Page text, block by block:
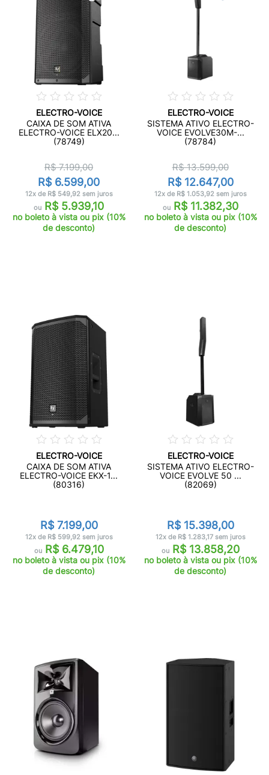
ELECTRO-VOICE
CAIXA DE SOM ATIVA
ELECTRO-VOICE ELX20...
(78749)
R$ 7.199,00
R$ 6.599,00
12x de R$ 549,92 sem juros
ou R$ 5.939,10
no boleto à vista ou pix (10%
de desconto)
ELECTRO-VOICE
SISTEMA ATIVO ELECTRO-
VOICE EVOLVE30M-...
(78784)
R$ 13.599,00
R$ 12.647,00
12x de R$ 1.053,92 sem juros
ouR$ 11.382,30
no boleto à vista ou pix (10%
de desconto)
ELECTRO-VOICE
CAIXA DE SOM ATIVA
ELECTRO-VOICE EKX-1...
(80316)
R$ 7.199,00
12x de R$ 599,92 sem juros
ouR$ 6.479,10
no boleto à vista ou pix (10%
de desconto)
ELECTRO-VOICE
SISTEMA ATIVO ELECTRO-
VOICE EVOLVE 50 ...
(82069)
R$ 15.398,00
12x de R$ 1.283,17 sem juros
ouR$ 13.858,20
no boleto à vista ou pix (10%
de desconto)